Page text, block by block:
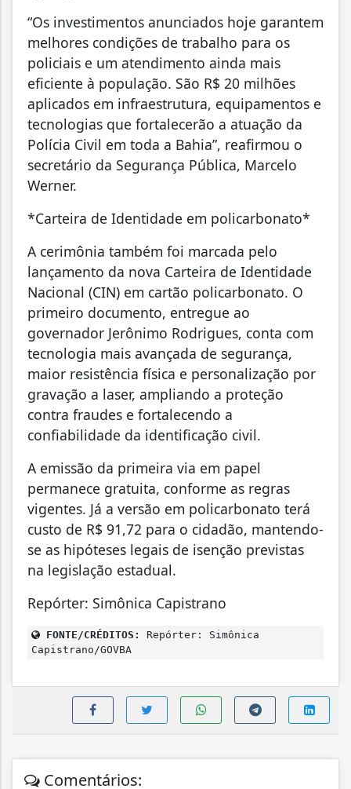
“Os investimentos anunciados hoje garantem
melhores condições de trabalho para os
policiais e um atendimento ainda mais
eficiente à população. São R$ 20 milhões
aplicados em infraestrutura, equipamentos e
tecnologias que fortalecerão a atuação da
Polícia Civil em toda a Bahia”, reafirmou o
secretário da Segurança Pública, Marcelo
Werner.
*Carteira de Identidade em policarbonato*
A cerimônia também foi marcada pelo
lançamento da nova Carteira de Identidade
Nacional (CIN) em cartão policarbonato. O
primeiro documento, entregue ao
governador Jerônimo Rodrigues, conta com
tecnologia mais avançada de segurança,
maior resistência física e personalização por
gravação a laser, ampliando a proteção
contra fraudes e fortalecendo a
confiabilidade da identificação civil.
A emissão da primeira via em papel
permanece gratuita, conforme as regras
vigentes. Já a versão em policarbonato terá
custo de R$ 91,72 para o cidadão, mantendo-
se as hipóteses legais de isenção previstas
na legislação estadual.
Repórter: Simônica Capistrano
FONTE/CRÉDITOS:
Repórter: Simônica
Capistrano/GOVBA
Comentários: